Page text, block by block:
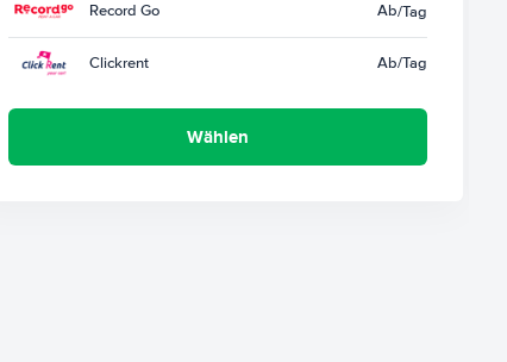
Record Go Ab/Tag
Clickrent Ab/Tag
Wählen